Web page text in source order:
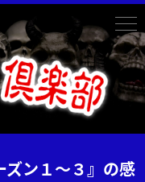
ズン１～３』の感